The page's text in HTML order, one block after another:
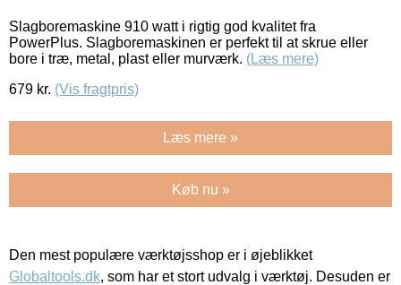
Slagboremaskine 910 watt i rigtig god kvalitet fra
PowerPlus. Slagboremaskinen er perfekt til at skrue eller
bore i træ, metal, plast eller murværk. (Læs mere)
679 kr. (Vis fragtpris)
Læs mere »
Køb nu »
Den mest populære værktøjsshop er i øjeblikket
Globaltools.dk, som har et stort udvalg i værktøj. Desuden er